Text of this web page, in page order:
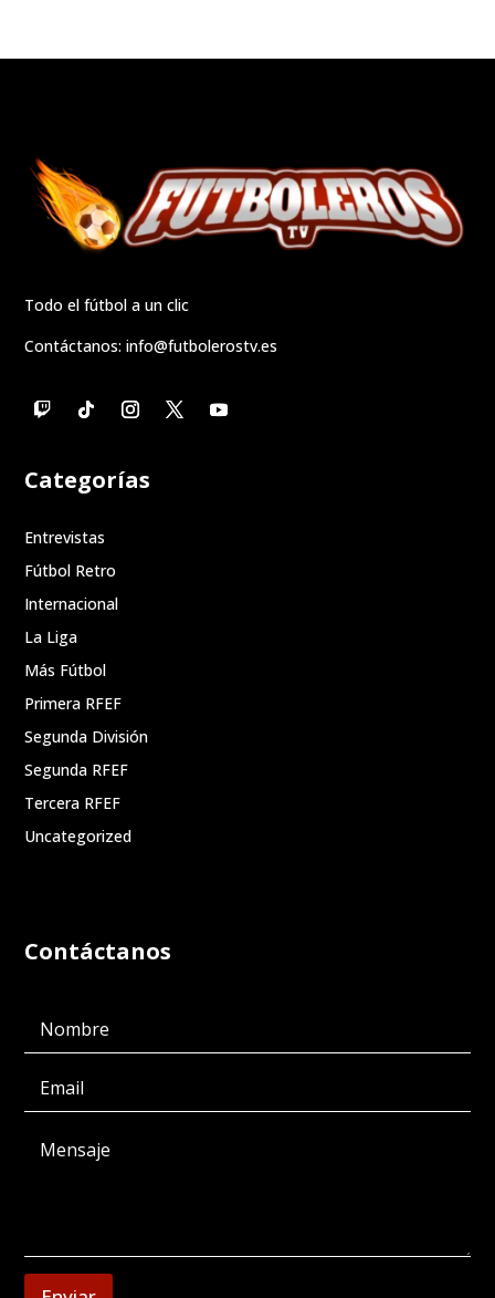
Todo el fútbol a un clic
Contáctanos:info@futbolerostv.es
Categorías
Entrevistas
Fútbol Retro
Internacional
La Liga
Más Fútbol
Primera RFEF
Segunda División
Segunda RFEF
Tercera RFEF
Uncategorized
Contáctanos